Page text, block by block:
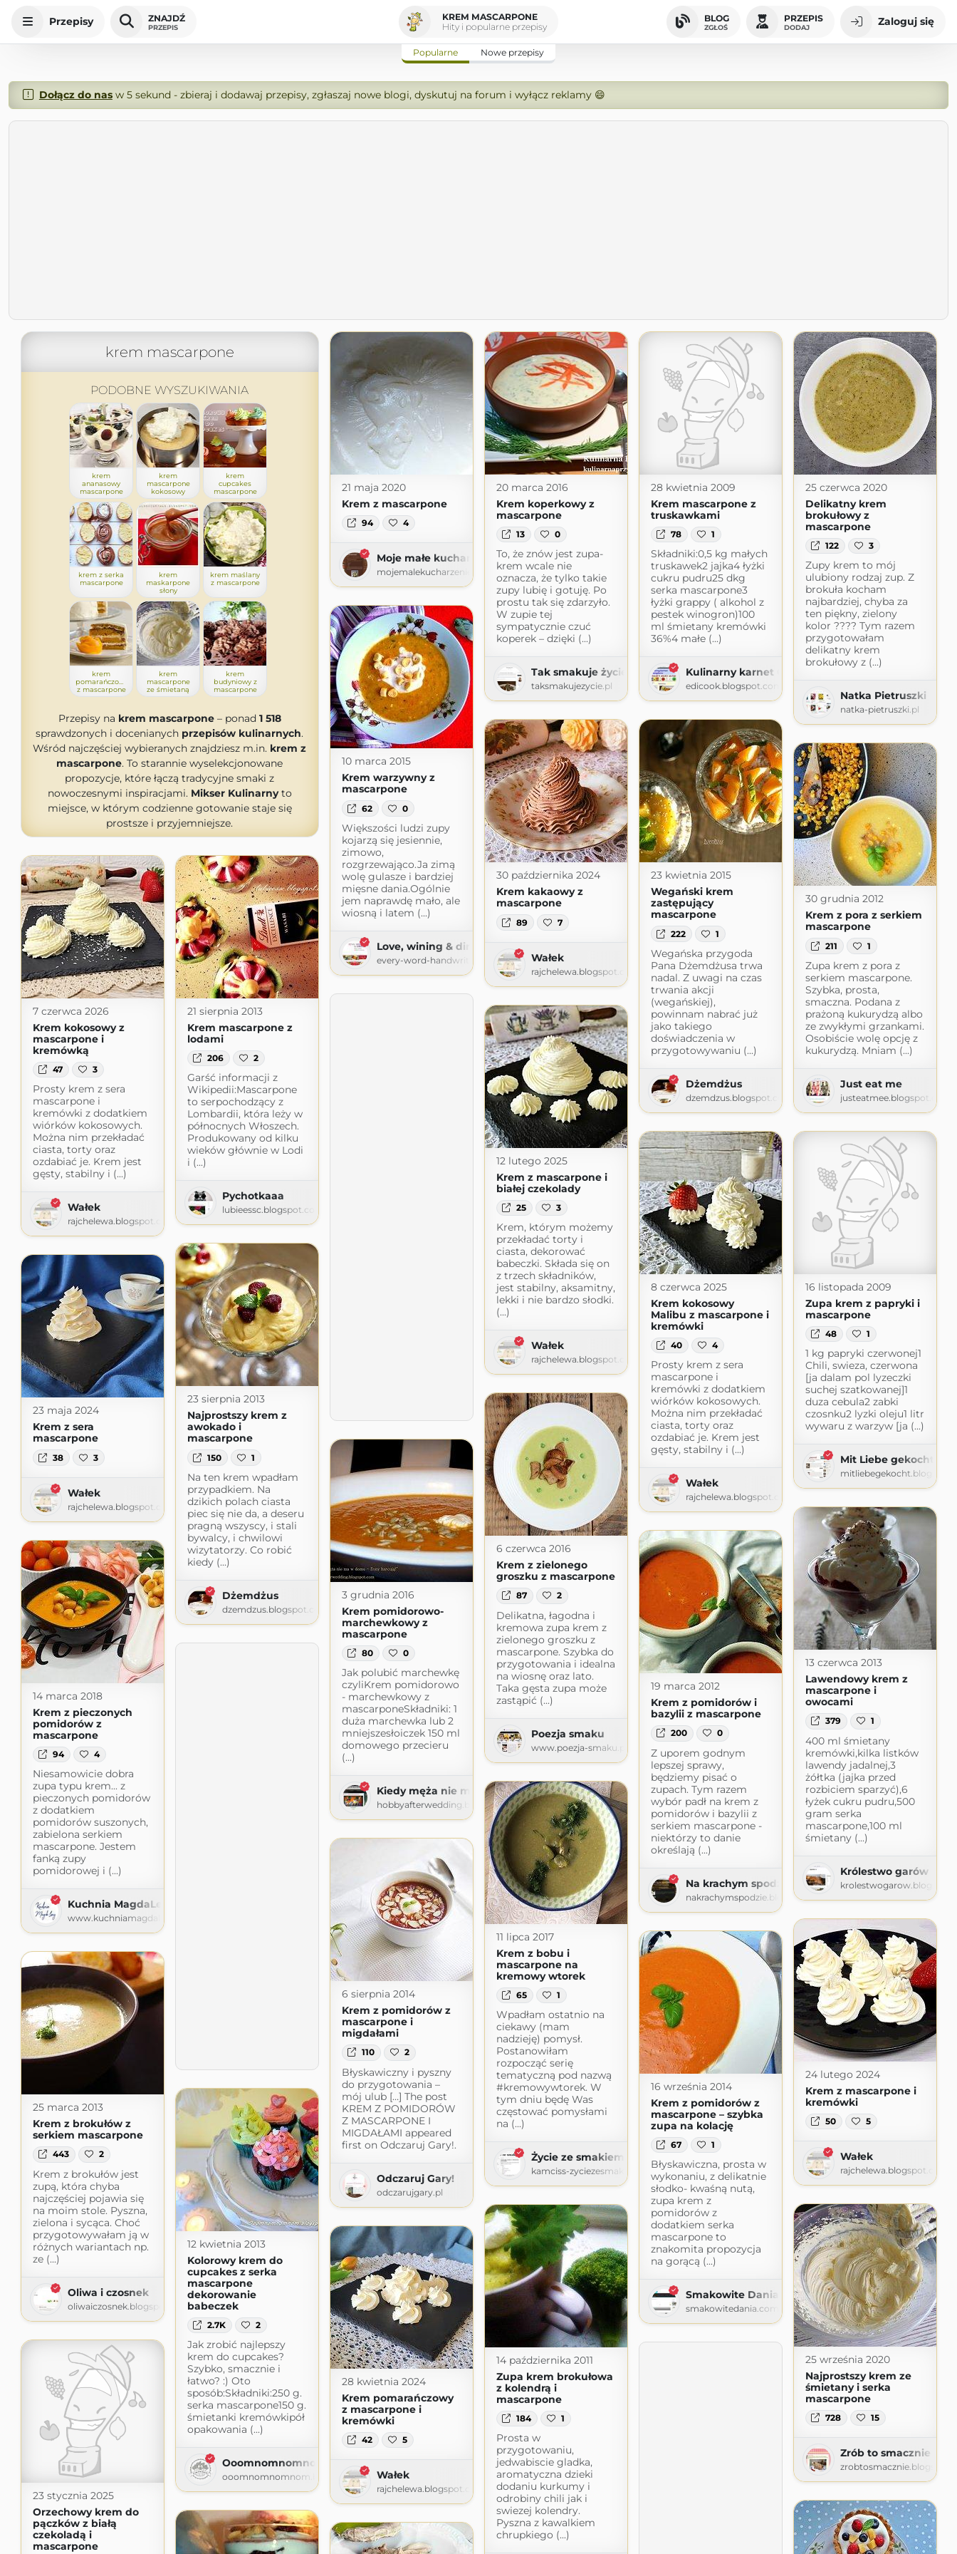
Przepisy ZNAJDŹ
PRZEPIS
KREM MASCARPONE
Hity i popularne przepisy
BLOG
ZGŁOŚ
PRZEPIS
DODAJ Zaloguj się
Popularne Nowe przepisy
Dołącz do nasw 5 sekund - zbieraj i dodawaj przepisy, zgłaszaj nowe blogi, dyskutuj na forum i wyłącz reklamy 😄
krem mascarpone
PODOBNE WYSZUKIWANIA
krem
ananasowy
mascarpone
krem
mascarpone
kokosowy
krem
cupcakes
mascarpone
krem z serka
mascarpone
krem
maskarpone
słony
krem maślany
z mascarpone
krem
pomarańczowy
z mascarpone
krem
mascarpone
ze śmietaną
krem
budyniowy z
mascarpone
Przepisy na krem mascarpone– ponad 1 518
sprawdzonych i docenianych przepisów kulinarnych.
Wśród najczęściej wybieranych znajdziesz m.in. krem z
mascarpone. To starannie wyselekcjonowane
propozycje, które łączą tradycyjne smaki z
nowoczesnymi inspiracjami. Mikser Kulinarnyto
miejsce, w którym codzienne gotowanie staje się
prostsze i przyjemniejsze.
21 maja 2020
Krem z mascarpone
94 4
Moje małe kucharzenie
mojemalekucharzenie.blogspot.com
20 marca 2016
Krem koperkowy z
mascarpone
13 0
To, że znów jest zupa-
krem wcale nie
oznacza, że tylko takie
zupy lubię i gotuję. Po
prostu tak się zdarzyło.
W zupie tej
sympatycznie czuć
koperek – dzięki (...)
Tak smakuje życie
taksmakujezycie.pl
28 kwietnia 2009
Krem mascarpone z
truskawkami
78 1
Składniki:0,5 kg małych
truskawek2 jajka4 łyżki
cukru pudru25 dkg
serka mascarpone3
łyżki grappy ( alkohol z
pestek winogron)100
ml śmietany kremówki
36%4 małe (...)
Kulinarny karnet Christophera
edicook.blogspot.com
25 czerwca 2020
Delikatny krem
brokułowy z
mascarpone
122 3
Zupy krem to mój
ulubiony rodzaj zup. Z
brokuła kocham
najbardziej, chyba za
ten piękny, zielony
kolor ???? Tym razem
przygotowałam
delikatny krem
brokułowy z (...)
Natka Pietruszki
natka-pietruszki.pl
10 marca 2015
Krem warzywny z
mascarpone
62 0
Większości ludzi zupy
kojarzą się jesiennie,
zimowo,
rozgrzewająco.Ja zimą
wolę gulasze i bardziej
mięsne dania.Ogólnie
jem naprawdę mało, ale
wiosną i latem (...)
Love, wining & dining
every-word-handwritten.blogspot.com
30 października 2024
Krem kakaowy z
mascarpone
89 7
Wałek
rajchelewa.blogspot.com
23 kwietnia 2015
Wegański krem
zastępujący
mascarpone
222 1
Wegańska przygoda
Pana Dżemdżusa trwa
nadal. Z uwagi na czas
trwania akcji
(wegańskiej),
powinnam nabrać już
jako takiego
doświadczenia w
przygotowywaniu (...)
Dżemdżus
dzemdzus.blogspot.com
30 grudnia 2012
Krem z pora z serkiem
mascarpone
211 1
Zupa krem z pora z
serkiem mascarpone.
Szybka, prosta,
smaczna. Podana z
prażoną kukurydzą albo
ze zwykłymi grzankami.
Osobiście wolę opcję z
kukurydzą. Mniam (...)
Just eat me
justeatmee.blogspot.com
7 czerwca 2026
Krem kokosowy z
mascarpone i
kremówką
47 3
Prosty krem z sera
mascarpone i
kremówki z dodatkiem
wiórków kokosowych.
Można nim przekładać
ciasta, torty oraz
ozdabiać je. Krem jest
gęsty, stabilny i (...)
Wałek
rajchelewa.blogspot.com
21 sierpnia 2013
Krem mascarpone z
lodami
206 2
Garść informacji z
Wikipedii:Mascarpone
to serpochodzący z
Lombardii, która leży w
północnych Włoszech.
Produkowany od kilku
wieków głównie w Lodi
i (...)
Pychotkaaa
lubieessc.blogspot.com
12 lutego 2025
Krem z mascarpone i
białej czekolady
25 3
Krem, którym możemy
przekładać torty i
ciasta, dekorować
babeczki. Składa się on
z trzech składników,
jest stabilny, aksamitny,
lekki i nie bardzo słodki.
(...)
Wałek
rajchelewa.blogspot.com
8 czerwca 2025
Krem kokosowy
Malibu z mascarpone i
kremówki
40 4
Prosty krem z sera
mascarpone i
kremówki z dodatkiem
wiórków kokosowych.
Można nim przekładać
ciasta, torty oraz
ozdabiać je. Krem jest
gęsty, stabilny i (...)
Wałek
rajchelewa.blogspot.com
16 listopada 2009
Zupa krem z papryki i
mascarpone
48 1
1 kg papryki czerwonej1
Chili, swieza, czerwona
[ja dalam pol lyzeczki
suchej szatkowanej]1
duza cebula2 zabki
czosnku2 lyzki oleju1 litr
wywaru z warzyw [ja (...)
Mit Liebe gekocht
23 sierpnia 2013
Najprostszy krem z
awokado i
mascarpone
150 1
Na ten krem wpadłam
przypadkiem. Na
dzikich polach ciasta
piec się nie da, a deseru
pragną wszyscy, i stali
bywalcy, i chwilowi
wizytatorzy. Co robić
kiedy (...)
Dżemdżus
dzemdzus.blogspot.com
23 maja 2024
Krem z sera
mascarpone
38 3
Wałek
rajchelewa.blogspot.com
6 czerwca 2016
Krem z zielonego
groszku z mascarpone
87 2
Delikatna, łagodna i
kremowa zupa krem z
zielonego groszku z
mascarpone. Szybka do
przygotowania i idealna
na wiosnę oraz lato.
Taka gęsta zupa może
zastąpić (...)
Poezja smaku
www.poezja-smaku.pl
3 grudnia 2016
Krem pomidorowo-
marchewkowy z
mascarpone
80 0
Jak polubić marchewkę
czyliKrem pomidorowo
- marchewkowy z
mascarponeSkładniki: 1
duża marchewka lub 2
mniejszesłoiczek 150 ml
domowego przecieru
(...)
Kiedy męża nie ma w domu - Żony harcują!
hobbyafterwedding.blogspot.com
13 czerwca 2013
Lawendowy krem z
mascarpone i
owocami
379 1
400 ml śmietany
kremówki,kilka listków
lawendy jadalnej,3
żółtka (jajka przed
rozbiciem sparzyć),6
łyżek cukru pudru,500
gram serka
mascarpone,100 ml
śmietany (...)
Królestwo garów
19 marca 2012
Krem z pomidorów i
bazylii z mascarpone
200 0
Z uporem godnym
lepszej sprawy,
będziemy pisać o
zupach. Tym razem
wybór padł na krem z
pomidorów i bazylii z
serkiem mascarpone -
niektórzy to danie
określają (...)
Na krachym spodzie
nakrachymspodzie.blogspot.com
14 marca 2018
Krem z pieczonych
pomidorów z
mascarpone
94 4
Niesamowicie dobra
zupa typu krem... z
pieczonych pomidorów
z dodatkiem
pomidorów suszonych,
zabielona serkiem
mascarpone. Jestem
fanką zupy
pomidorowej i (...)
Kuchnia MagdaLeny
www.kuchniamagdaleny.pl
11 lipca 2017
Krem z bobu i
mascarpone na
kremowy wtorek
65 1
Wpadłam ostatnio na
ciekawy (mam
nadzieję) pomysł.
Postanowiłam
rozpocząć serię
tematyczną pod nazwą
#kremowywtorek. W
tym dniu będę Was
częstować pomysłami
na (...)
Życie ze smakiem
kamciss-zyciezesmakiem.blogspot.com
6 sierpnia 2014
Krem z pomidorów z
mascarpone i
migdałami
110 2
Błyskawiczny i pyszny
do przygotowania –
mój ulub […] The post
KREM Z POMIDORÓW
Z MASCARPONE I
MIGDAŁAMI appeared
first on Odczaruj Gary!.
Odczaruj Gary!
odczarujgary.pl
24 lutego 2024
Krem z mascarpone i
kremówki
50 5
Wałek
rajchelewa.blogspot.com
16 września 2014
Krem z pomidorów z
mascarpone – szybka
zupa na kolację
67 1
Błyskawiczna, prosta w
wykonaniu, z delikatnie
słodko- kwaśną nutą,
zupa krem z
pomidorów z
dodatkiem serka
mascarpone to
znakomita propozycja
na gorącą (...)
Smakowite Dania
smakowitedania.com
25 marca 2013
Krem z brokułów z
serkiem mascarpone
443 2
Krem z brokułów jest
zupą, która chyba
najczęściej pojawia się
na moim stole. Pyszna,
zielona i sycąca. Choć
przygotowywałam ją w
różnych wariantach np.
ze (...)
Oliwa i czosnek
oliwaiczosnek.blogspot.com
12 kwietnia 2013
Kolorowy krem do
cupcakes z serka
mascarpone
dekorowanie
babeczek
2.7K 2
Jak zrobić najlepszy
krem do cupcakes?
Szybko, smacznie i
łatwo? :) Oto
sposób:Składniki:250 g.
serka mascarpone150 g.
śmietanki kremówkipół
opakowania (...)
Ooomnomnomnom!
ooomnomnomnom.blogspot.com
25 września 2020
Najprostszy krem ze
śmietany i serka
mascarpone
728 15
Zrób to smacznie
14 października 2011
Zupa krem brokułowa
z kolendrą i
mascarpone
184 1
Prosta w
przygotowaniu,
jedwabiscie gladka,
aromatyczna dzieki
dodaniu kurkumy i
odrobiny chili jak i
swiezej kolendry.
Pyszna z kawalkiem
chrupkiego (...)
28 kwietnia 2024
Krem pomarańczowy
z mascarpone i
kremówki
42 5
Wałek
rajchelewa.blogspot.com
23 stycznia 2025
Orzechowy krem do
pączków z białą
czekoladą i
mascarpone